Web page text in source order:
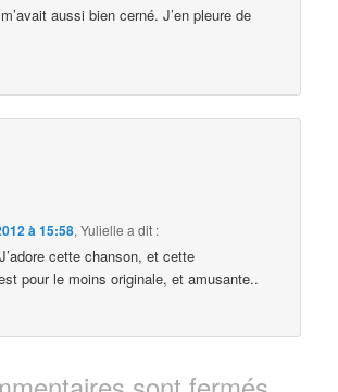
aussi bien cerné. J’en pleure de
à 15:58,Yulielle a dit :
cette chanson, et cette
pour le moins originale, et amusante..